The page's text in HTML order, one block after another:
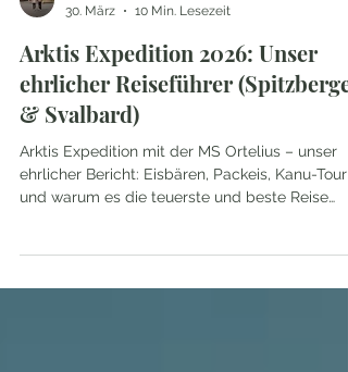
30. März
10 Min. Lesezeit
Arktis Expedition 2026: Unser
ehrlicher Reiseführer
& Svalbard)
Arktis Expedition mit der MS Ortelius – unser
unseres Lebens war.